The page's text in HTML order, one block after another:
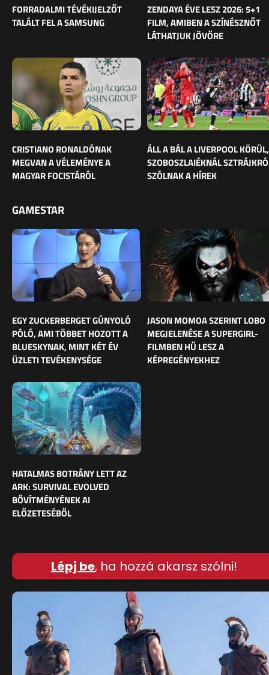
FORRADALMI TÉVÉKIJELZŐT
TALÁLT FEL A SAMSUNG
ZENDAYA ÉVE LESZ 2026: 5+1
FILM, AMIBEN A SZÍNÉSZNŐT
LÁTHATJUK JÖVŐRE
CRISTIANO RONALDÓNAK
MEGVAN A VÉLEMÉNYE A
MAGYAR FOCISTÁRÓL
ÁLL A BÁL A LIVERPOOL KÖRÜL,
SZOBOSZLAIÉKNÁL
SZÓLNAK A HÍREK
GAMESTAR
EGY ZUCKERBERGET GÚNYOLÓ
PÓLÓ, AMI TÖBBET HOZOTT A
BLUESKYNAK, MINT KÉT ÉV
ÜZLETI TEVÉKENYSÉGE
JASON MOMOA SZERINT LOBO
MEGJELENÉSE A SUPERGIRL-
FILMBEN HŰ LESZ A
KÉPREGÉNYEKHEZ
HATALMAS BOTRÁNY LETT AZ
ARK: SURVIVAL EVOLVED
BŐVÍTMÉNYÉNEK AI
ELŐZETESÉBŐL
Lépj be, ha hozzá akarsz szólni!